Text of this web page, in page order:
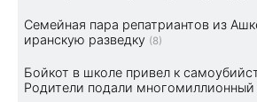
Семейная пара репатриантов из
иранскую разведку (8)
Бойкот в школе привел к
Родители подали многомиллионный